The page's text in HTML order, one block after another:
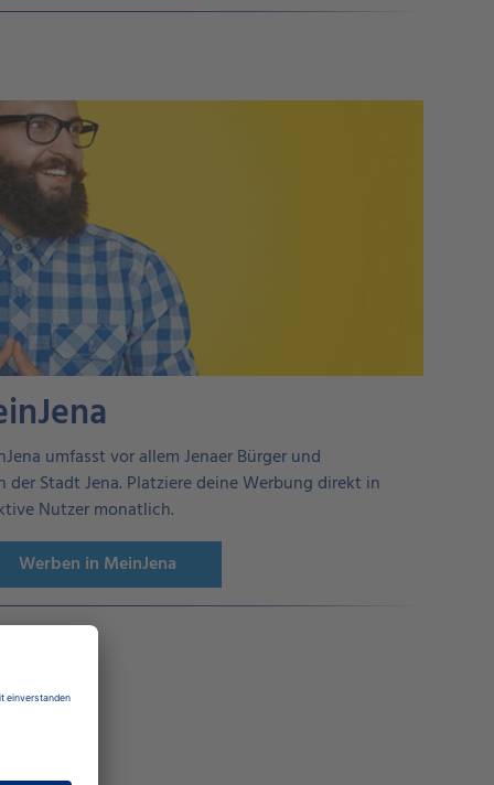
umfasst vor allem Jenaer Bürger und
Stadt Jena. Platziere deine Werbung direkt in
Nutzer monatlich.
Werben in MeinJena